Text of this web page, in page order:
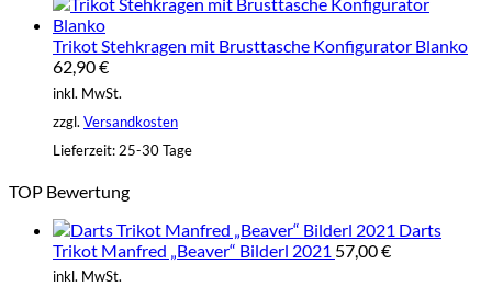
Trikot Stehkragen mit Brusttasche Konfigurator Blanko
62,90€
inkl. MwSt.
zzgl. Versandkosten
Lieferzeit: 25-30 Tage
TOP Bewertung
Darts
Trikot Manfred „Beaver“ Bilderl 2021 57,00€
inkl. MwSt.